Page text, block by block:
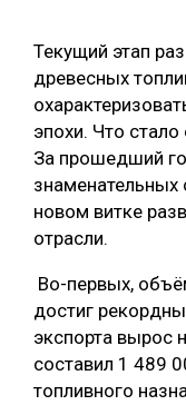
МЕБЕЛЬНОЕ
Текущий этап
древесных
эпохи. Что
За прошедший
знаменательных
новом витке
отрасли.
Во-первых,
достиг
экспорта вырос
составил 1 489
топливного